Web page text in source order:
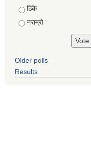
ठिकै
नराम्रो
Older polls
Results